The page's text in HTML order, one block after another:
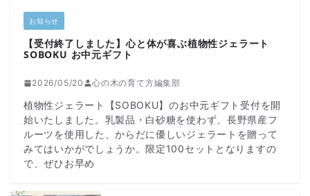
お知らせ
【受付終了しました】心と体が喜ぶ植物性ジェラート
SOBOKU お中元ギフト
2026/05/20 心の木の育て方編集部
植物性ジェラート【SOBOKU】のお中元ギフト受付を開
始いたしました。乳製品・白砂糖を使わず、長野県産フ
ルーツを使用した、からだに優しいジェラートを贈って
みてはいかがでしょうか。限定100セットとなりますの
で、ぜひお早め